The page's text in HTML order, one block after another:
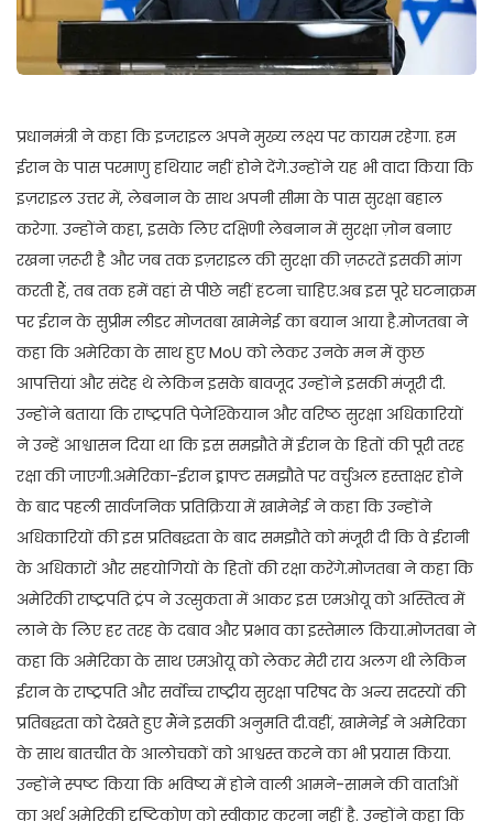
प्रधानमंत्री ने कहा कि इजराइल अपने मुख्य लक्ष्य पर कायम रहेगा. हम
ईरान के पास परमाणु हथियार नहीं होने देंगे.उन्होंने यह भी वादा किया कि
इज़राइल उत्तर में, लेबनान के साथ अपनी सीमा के पास सुरक्षा बहाल
करेगा. उन्होंने कहा, इसके लिए दक्षिणी लेबनान में सुरक्षा ज़ोन बनाए
रखना ज़रूरी है और जब तक इज़राइल की सुरक्षा की ज़रूरतें इसकी मांग
करती हैं, तब तक हमें वहां से पीछे नहीं हटना चाहिए.अब इस पूरे घटनाक्रम
पर ईरान के सुप्रीम लीडर मोजतबा खामेनेई का बयान आया है.मोजतबा ने
कहा कि अमेरिका के साथ हुए MoU को लेकर उनके मन में कुछ
आपत्तियां और संदेह थे लेकिन इसके बावजूद उन्होंने इसकी मंजूरी दी.
उन्होंने बताया कि राष्ट्रपति पेजेश्कियान और वरिष्ठ सुरक्षा अधिकारियों
ने उन्हें आश्वासन दिया था कि इस समझौते में ईरान के हितों की पूरी तरह
रक्षा की जाएगी.अमेरिका-ईरान ड्राफ्ट समझौते पर वर्चुअल हस्ताक्षर होने
के बाद पहली सार्वजनिक प्रतिक्रिया में खामेनेई ने कहा कि उन्होंने
अधिकारियों की इस प्रतिबद्धता के बाद समझौते को मंजूरी दी कि वे ईरानी
के अधिकारों और सहयोगियों के हितों की रक्षा करेंगे.मोजतबा ने कहा कि
अमेरिकी राष्ट्रपति ट्रंप ने उत्सुकता में आकर इस एमओयू को अस्तित्व में
लाने के लिए हर तरह के दबाव और प्रभाव का इस्तेमाल किया.मोजतबा ने
कहा कि अमेरिका के साथ एमओयू को लेकर मेरी राय अलग थी लेकिन
ईरान के राष्ट्रपति और सर्वोच्च राष्ट्रीय सुरक्षा परिषद के अन्य सदस्यों की
प्रतिबद्धता को देखते हुए मैंने इसकी अनुमति दी.वहीं, खामेनेई ने अमेरिका
के साथ बातचीत के आलोचकों को आश्वस्त करने का भी प्रयास किया.
उन्होंने स्पष्ट किया कि भविष्य में होने वाली आमने-सामने की वार्ताओं
का अर्थ अमेरिकी दृष्टिकोण को स्वीकार करना नहीं है. उन्होंने कहा कि